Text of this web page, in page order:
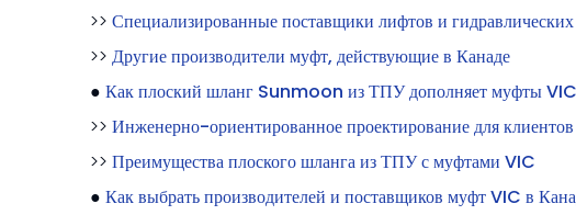
>> Специализированные поставщики лифтов и
>> Другие производители муфт, действующие в Канаде
● Как плоский шланг Sunmoon из ТПУ дополняет муфты VIC
>> Инженерно-ориентированное проектирование для
>> Преимущества плоского шланга из ТПУ с муфтами VIC
● Как выбрать производителей и поставщиков муфт VIC в